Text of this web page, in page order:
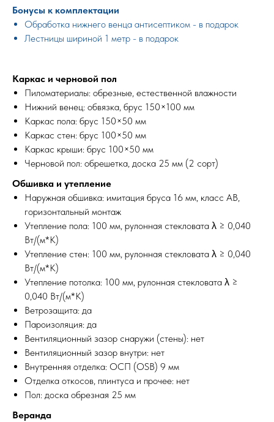
Бонусы к комплектации
Обработка нижнего венца антисептиком - в подарок
Лестницы шириной 1 метр - в подарок
Каркас и черновой пол
Пиломатериалы: обрезные, естественной влажности
Нижний венец: обвязка, брус 150×100 мм
Каркас пола: брус 150×50 мм
Каркас стен: брус 100×50 мм
Каркас крыши: брус 100×50 мм
Черновой пол: обрешетка, доска 25 мм (2 сорт)
Обшивка и утепление
Наружная обшивка: имитация бруса 16 мм, класс АВ,
горизонтальный монтаж
Утепление пола: 100 мм, рулонная стекловата λ ≥ 0,040
Вт/(м*К)
Утепление стен: 100 мм, рулонная стекловата λ ≥ 0,040
Вт/(м*К)
Утепление потолка: 100 мм, рулонная стекловата λ ≥
0,040 Вт/(м*К)
Ветрозащита: да
Пароизоляция: да
Вентиляционный зазор снаружи (стены): нет
Вентиляционный зазор внутри: нет
Внутренняя отделка: ОСП (OSB) 9 мм
Отделка откосов, плинтуса и прочее: нет
Пол: доска обрезная 25 мм
Веранда